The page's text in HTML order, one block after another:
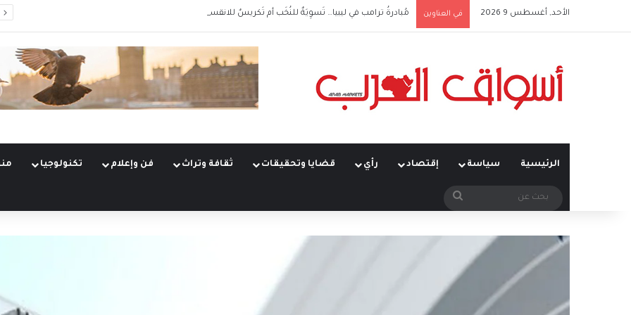
الأحد, أغسطس 9 2026 في العناوين مُبادرةُ ترامب في ليبيا… تَسوِيَةٌ للنُخَب أم تَكريسٌ للانقسام؟
الرئيسية سياسة إقتصاد رأي قضايا وتحقيقات ثقافة وتراث فن وإعلام تكنولوجيا
بحث